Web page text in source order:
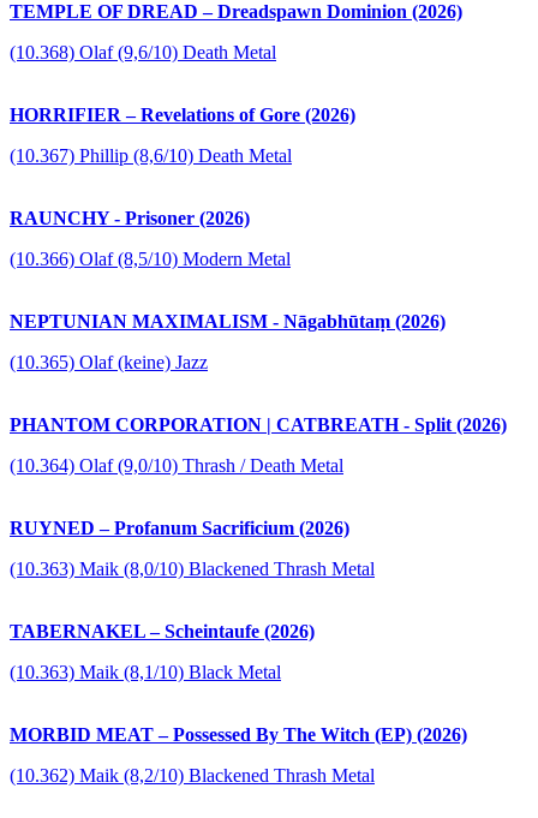
TEMPLE OF DREAD – Dreadspawn Dominion (2026)
(10.368) Olaf (9,6/10) Death Metal
HORRIFIER – Revelations of Gore (2026)
(10.367) Phillip (8,6/10) Death Metal
RAUNCHY - Prisoner (2026)
(10.366) Olaf (8,5/10) Modern Metal
NEPTUNIAN MAXIMALISM - Nāgabhūtaṃ (2026)
(10.365) Olaf (keine) Jazz
PHANTOM CORPORATION | CATBREATH - Split (2026)
(10.364) Olaf (9,0/10) Thrash / Death Metal
RUYNED – Profanum Sacrificium (2026)
(10.363) Maik (8,0/10) Blackened Thrash Metal
TABERNAKEL – Scheintaufe (2026)
(10.363) Maik (8,1/10) Black Metal
MORBID MEAT – Possessed By The Witch (EP) (2026)
(10.362) Maik (8,2/10) Blackened Thrash Metal